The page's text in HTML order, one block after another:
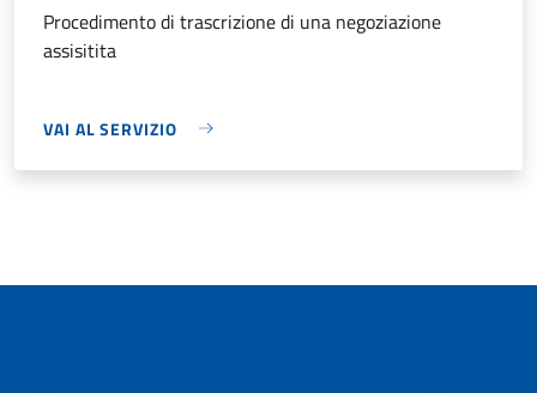
Procedimento di trascrizione di una negoziazione
assisitita
VAI AL SERVIZIO